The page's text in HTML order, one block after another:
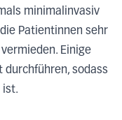
minimalinvasiv
Patientinnen sehr
Einige
durchführen, sodass
ist.